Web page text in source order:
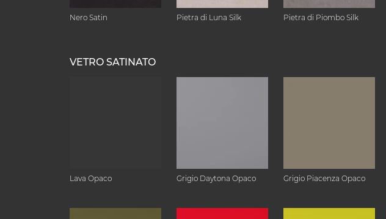
Nero Satin Pietra di Luna Silk Pietra di Piombo Silk
VETRO SATINATO
Lava Opaco Grigio Daytona Opaco Grigio Piacenza Opaco